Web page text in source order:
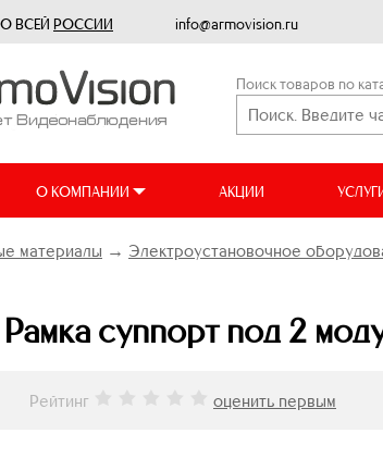
ВСЕЙ РОССИИ info@armovision.ru
Поиск товаров по
О КОМПАНИИ АКЦИИ
материалы → Электроустановочное
суппорт под 2
Рейтинг оценить первым